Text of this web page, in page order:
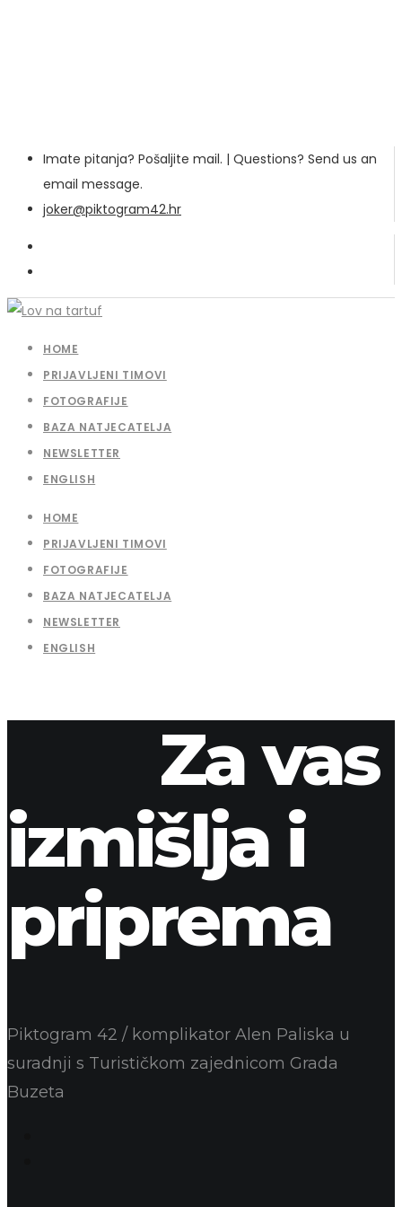
Imate pitanja? Pošaljite mail. | Questions? Send us an
email message.
joker@piktogram42.hr
HOME
PRIJAVLJENI TIMOVI
FOTOGRAFIJE
BAZA NATJECATELJA
NEWSLETTER
ENGLISH
HOME
PRIJAVLJENI TIMOVI
FOTOGRAFIJE
BAZA NATJECATELJA
NEWSLETTER
ENGLISH
Za vas
izmišlja i
priprema
Piktogram 42 / komplikator Alen Paliska u
suradnji s Turističkom zajednicom Grada
Buzeta